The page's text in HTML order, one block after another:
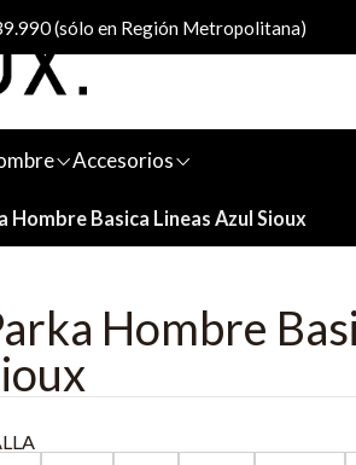
Accesorios
(sólo en Región Metropolitana)
Hombre Basica Lineas Azul Sioux
Hombre